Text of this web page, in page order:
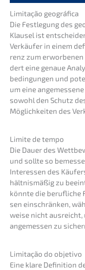
Limita­ção geográfica
Die Festle­gung des
Klausel ist
Verkäu­fer in einem
renz zum
dert eine genaue
be­din­gun­gen und
um eine
sowohl den Schutz
Möglich­kei­ten des
Limite de tempo
Die Dauer des
und sollte so
Inter­es­sen des
hält­nis­mä­ßig zu
könnte die beruf­li­che
sen einschrän­ken,
wei­se nicht
angemes­sen zu
Limita­ção do objetivo
Eine klare Defini­ti­on